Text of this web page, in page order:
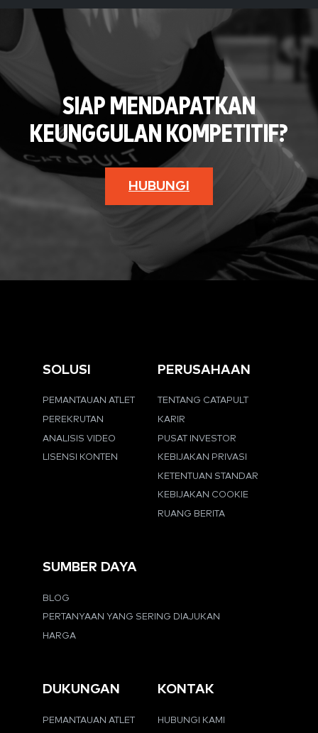
SIAP MENDAPATKAN
KEUNGGULAN KOMPETITIF?
HUBUNGI
SOLUSI
PEMANTAUAN ATLET
PEREKRUTAN
ANALISIS VIDEO
LISENSI KONTEN
PERUSAHAAN
TENTANG CATAPULT
KARIR
PUSAT INVESTOR
KEBIJAKAN PRIVASI
KETENTUAN STANDAR
KEBIJAKAN COOKIE
RUANG BERITA
SUMBER DAYA
BLOG
PERTANYAAN YANG SERING DIAJUKAN
HARGA
DUKUNGAN
PEMANTAUAN ATLET
KONTAK
HUBUNGI KAMI